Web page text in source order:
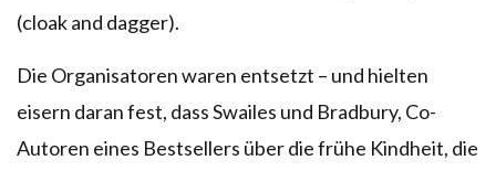
(cloak and dagger).
Die Organisatoren waren entsetzt – und hielten
eisern daran fest, dass Swailes und Bradbury, Co-
Autoren eines Bestsellers über die frühe Kindheit, die